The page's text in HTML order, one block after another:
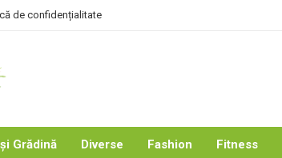
de confidențialitate
Grădină Diverse Fashion Fitness